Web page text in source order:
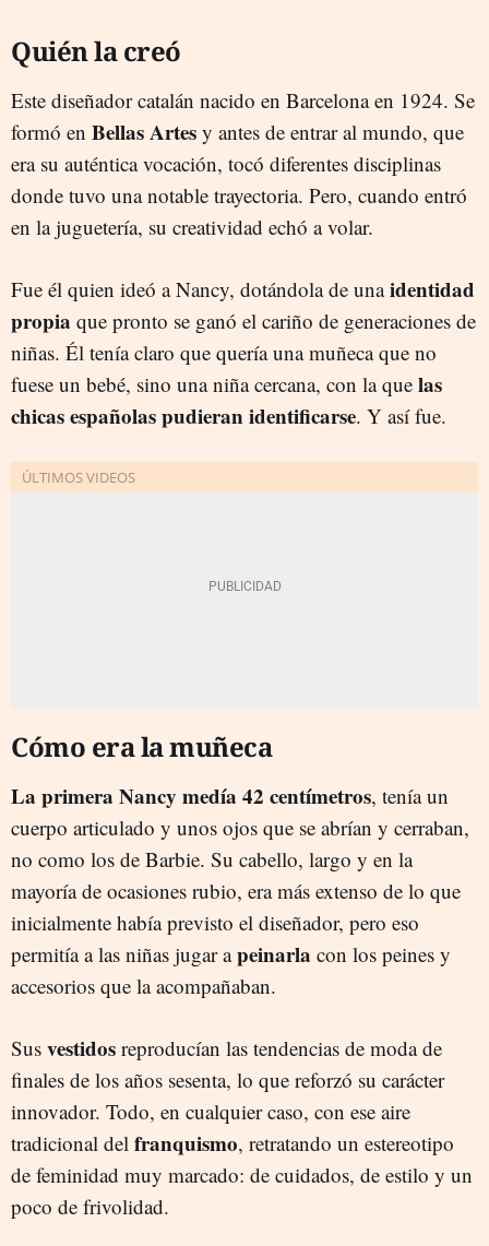
Quién la creó
Este diseñador catalán nacido en Barcelona en 1924. Se
formó en Bellas Artes y antes de entrar al mundo, que
era su auténtica vocación, tocó diferentes disciplinas
donde tuvo una notable trayectoria. Pero, cuando entró
en la juguetería, su creatividad echó a volar.
Fue él quien ideó a Nancy, dotándola de unaidentidad
propia que pronto se ganó el cariño de generaciones de
niñas. Él tenía claro que quería una muñeca que no
fuese un bebé, sino una niña cercana, con la que las
chicas españolas pudieran identificarse. Y así fue.
Cómo era la muñeca
La primera Nancy medía 42 centímetros, tenía un
cuerpo articulado y unos ojos que se abrían y cerraban,
no como los de Barbie. Su cabello, largo y en la
mayoría de ocasiones rubio, era más extenso de lo que
inicialmente había previsto el diseñador, pero eso
permitía a las niñas jugar apeinarla con los peines y
accesorios que la acompañaban.
Sus vestidos reproducían las tendencias de moda de
finales de los años sesenta, lo que reforzó su carácter
innovador. Todo, en cualquier caso, con ese aire
tradicional del franquismo, retratando un estereotipo
de feminidad muy marcado: de cuidados, de estilo y un
poco de frivolidad.